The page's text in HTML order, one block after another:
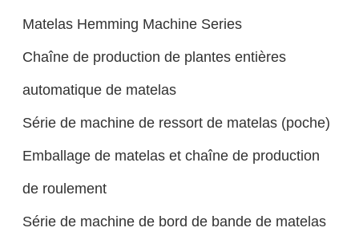
Matelas Hemming Machine Series
Chaîne de production de plantes entières
automatique de matelas
Série de machine de ressort de matelas (poche)
Emballage de matelas et chaîne de production
de roulement
Série de machine de bord de bande de matelas